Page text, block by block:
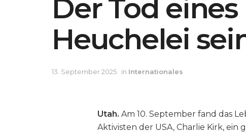
Der Tod
Heuchelei
13. September 2025 in Internationales
Utah. Am 10. September fand das
Aktivisten der USA, Charlie Kirk, ein